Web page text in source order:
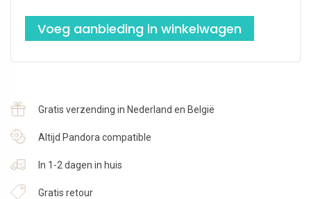
Voeg aanbieding in winkelwagen
Gratis verzending in Nederland en België
Altijd Pandora compatible
In 1-2 dagen in huis
Gratis retour